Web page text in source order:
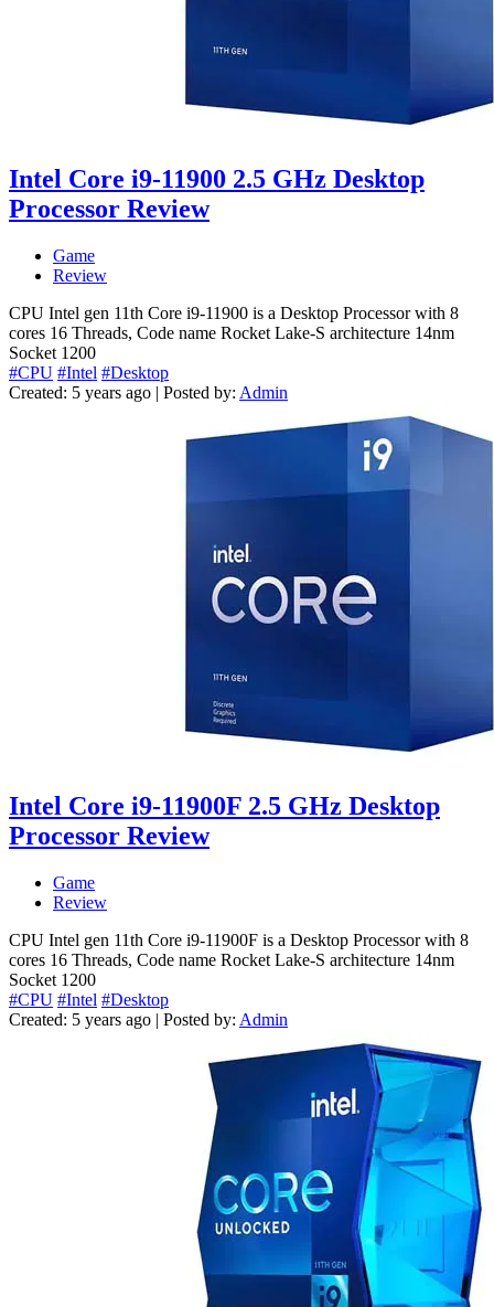
Intel Core i9-11900 2.5 GHz Desktop
Processor Review
Game
Review
CPU Intel gen 11th Core i9-11900 is a Desktop Processor with 8
cores 16 Threads, Code name Rocket Lake-S architecture 14nm
Socket 1200
#CPU #Intel #Desktop
Created: 5 years ago | Posted by: Admin
Intel Core i9-11900F 2.5 GHz Desktop
Processor Review
Game
Review
CPU Intel gen 11th Core i9-11900F is a Desktop Processor with 8
cores 16 Threads, Code name Rocket Lake-S architecture 14nm
Socket 1200
#CPU #Intel #Desktop
Created: 5 years ago | Posted by: Admin